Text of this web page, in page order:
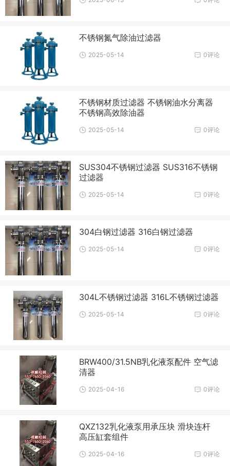
不锈钢氮气除油过滤器
0评论
2025-05-14
不锈钢材质过滤器 不锈钢油水分离器
不锈钢高效除油器
0评论
2025-05-14
SUS304不锈钢过滤器 SUS316不锈钢
过滤器
0评论
2025-05-14
304白钢过滤器 316白钢过滤器
0评论
2025-05-14
304L不锈钢过滤器 316L不锈钢过滤器
0评论
2025-05-14
BRW400/31.5NB乳化液泵配件 空气滤
清器
0评论
2025-04-16
QXZ132乳化液泵用承压块 滑块连杆
高压缸套组件
0评论
2025-04-16